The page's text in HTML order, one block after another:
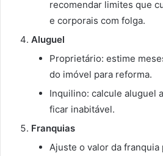
recomendar limites que
e corporais com folga.
Aluguel
Proprietário: estime
do imóvel para reforma.
Inquilino: calcule aluguel
ficar inabitável.
Franquias
Ajuste o valor da franquia